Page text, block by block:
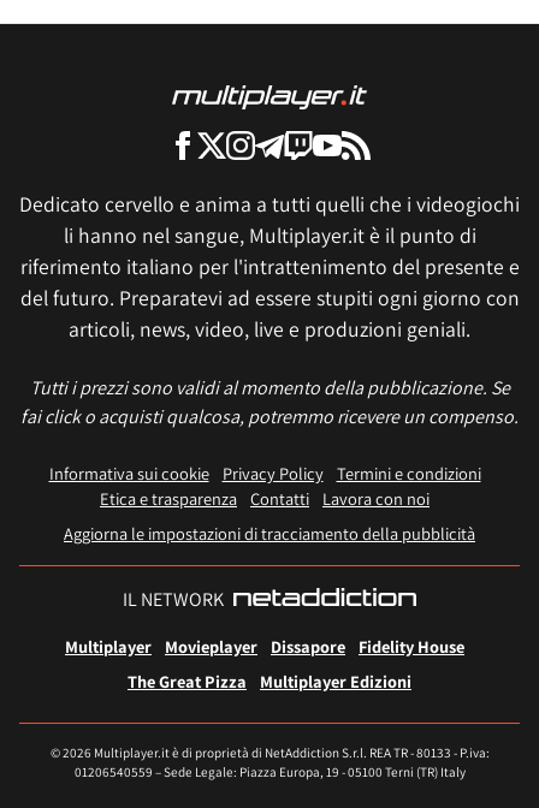
Dedicato cervello e anima a tutti quelli che i videogiochi
li hanno nel sangue, Multiplayer.it è il punto di
riferimento italiano per l'intrattenimento del presente e
del futuro. Preparatevi ad essere stupiti ogni giorno con
articoli, news, video, live e produzioni geniali.
Tutti i prezzi sono validi al momento della pubblicazione. Se
fai click o acquisti qualcosa, potremmo ricevere un compenso.
Informativa sui cookie Privacy Policy
Termini e condizioni
Etica e trasparenza Contatti
Lavora con noi
Aggiorna le impostazioni di tracciamento della pubblicità
IL NETWORK
Multiplayer Movieplayer Dissapore
Fidelity House
The Great Pizza
Multiplayer Edizioni
© 2026 Multiplayer.it è di proprietà di NetAddiction S.r.l. REA TR - 80133 - P.iva:
01206540559 – Sede Legale: Piazza Europa, 19 - 05100 Terni (TR) Italy